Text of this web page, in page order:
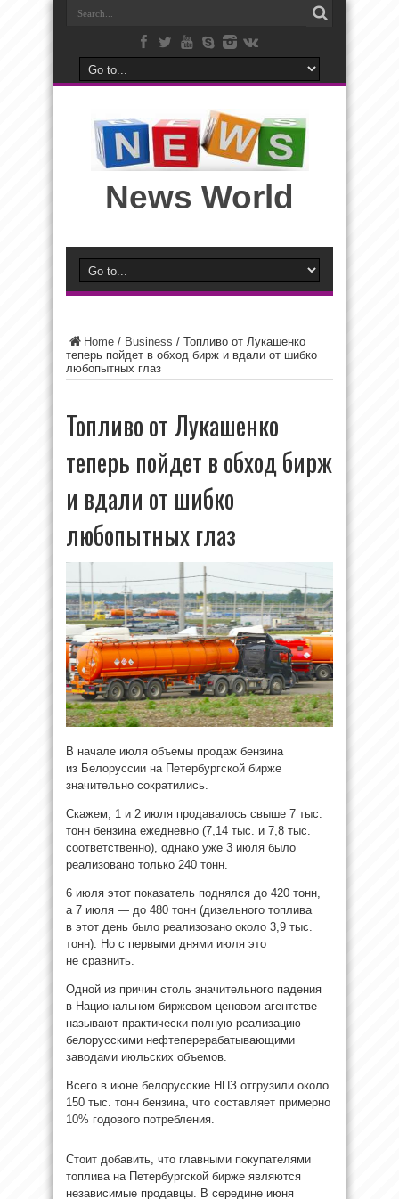
News World
Home / Business / Топливо от Лукашенко
теперь пойдет в обход бирж и вдали от шибко
любопытных глаз
Топливо от Лукашенко
теперь пойдет в обход бирж
и вдали от шибко
любопытных глаз
В начале июля объемы продаж бензина
из Белоруссии на Петербургской бирже
значительно сократились.
Скажем, 1 и 2 июля продавалось свыше 7 тыс.
тонн бензина ежедневно (7,14 тыс. и 7,8 тыс.
соответственно), однако уже 3 июля было
реализовано только 240 тонн.
6 июля этот показатель поднялся до 420 тонн,
а 7 июля — до 480 тонн (дизельного топлива
в этот день было реализовано около 3,9 тыс.
тонн). Но с первыми днями июля это
не сравнить.
Одной из причин столь значительного падения
в Национальном биржевом ценовом агентстве
называют практически полную реализацию
белорусскими нефтеперерабатывающими
заводами июльских объемов.
Всего в июне белорусские НПЗ отгрузили около
150 тыс. тонн бензина, что составляет примерно
10% годового потребления.
Стоит добавить, что главными покупателями
топлива на Петербургской бирже являются
независимые продавцы. В середине июня